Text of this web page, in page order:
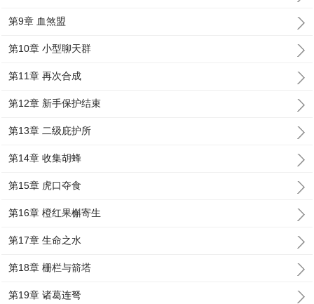
第9章 血煞盟
第10章 小型聊天群
第11章 再次合成
第12章 新手保护结束
第13章 二级庇护所
第14章 收集胡蜂
第15章 虎口夺食
第16章 橙红果槲寄生
第17章 生命之水
第18章 栅栏与箭塔
第19章 诸葛连弩